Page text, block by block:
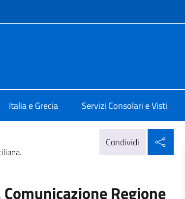
Italia e Grecia Servizi Consolari e Visti
Condividi
Regione